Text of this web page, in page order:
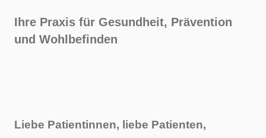
Ihre Praxis für Gesundheit, Prävention
und Wohlbefinden
Liebe Patientinnen, liebe Patienten,